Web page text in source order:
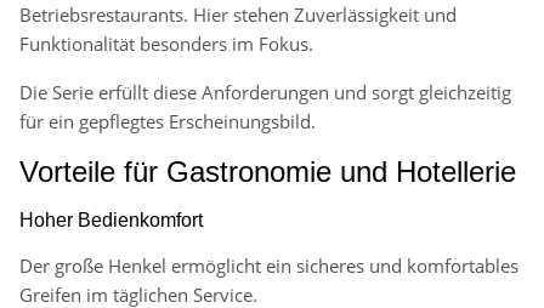
Betriebsrestaurants. Hier stehen Zuverlässigkeit und
Funktionalität besonders im Fokus.
Die Serie erfüllt diese Anforderungen und sorgt gleichzeitig
für ein gepflegtes Erscheinungsbild.
Vorteile für Gastronomie und Hotellerie
Hoher Bedienkomfort
Der große Henkel ermöglicht ein sicheres und komfortables
Greifen im täglichen Service.